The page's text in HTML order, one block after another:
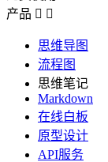
产品  
思维导图
流程图
思维笔记
Markdown
在线白板
原型设计
API服务